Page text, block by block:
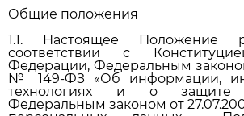
Общие положения
1.1. Настоящее Положение
соответствии с
Федерации, Федеральным
№ 149-ФЗ «Об информации,
технологиях и о защите
Федеральным законом от